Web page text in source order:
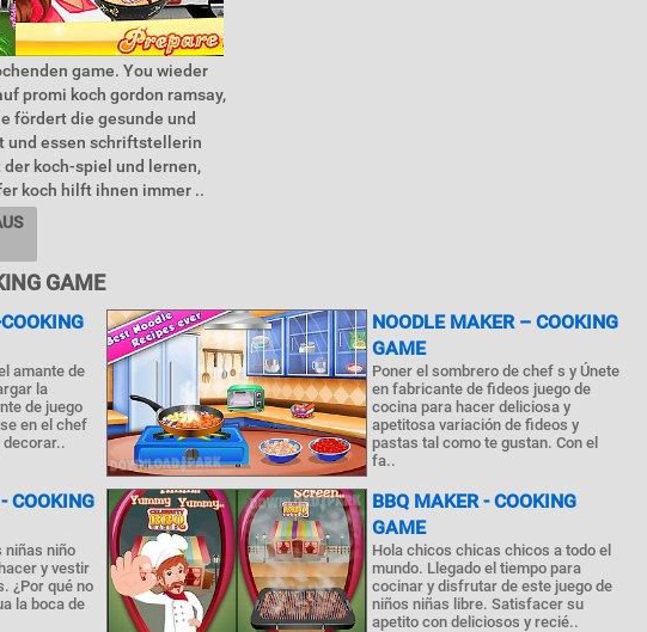
game. You wieder
promi koch gordon ramsay,
fördert die gesunde und
und essen schriftstellerin
koch-spiel und lernen,
koch hilft ihnen immer ..
GAME
amante de
la
de juego
en el chef
decorar..
NOODLE MAKER – COOKING
GAME
Poner el sombrero de chef s y Únete
en fabricante de fideos juego de
cocina para hacer deliciosa y
apetitosa variación de fideos y
pastas tal como te gustan. Con el
fa..
COOKING
niñas niño
y vestir
¿Por qué no
la boca de
BBQ MAKER - COOKING
GAME
Hola chicos chicas chicos a todo el
mundo. Llegado el tiempo para
cocinar y disfrutar de este juego de
niños niñas libre. Satisfacer su
apetito con deliciosos y recié..